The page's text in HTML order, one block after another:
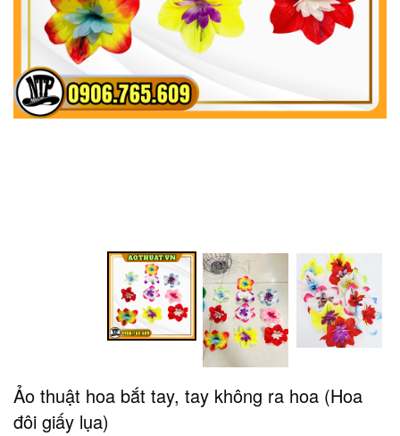
Ảo thuật hoa bắt tay, tay không ra hoa (Hoa
đôi giấy lụa)